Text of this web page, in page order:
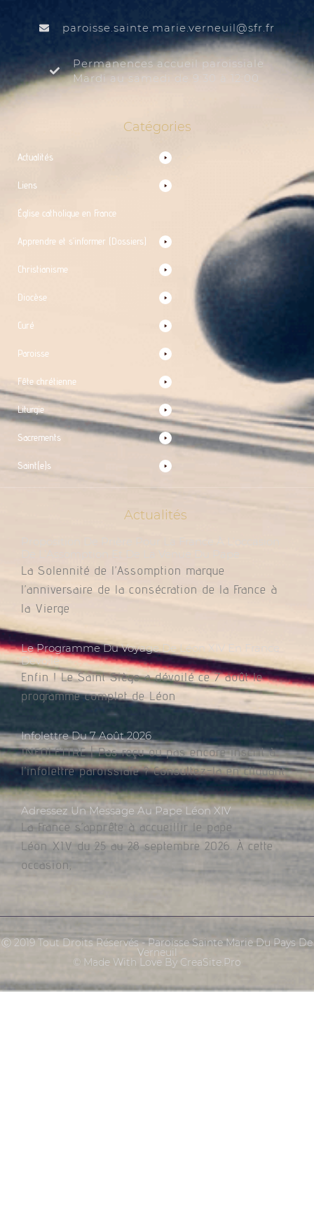
rf.rfs
@liuenrev.eiram.etnias.essiorap
Permanences accueil paroissiale
Mardi au samedi de 9:30 à 12:00
Catégories
Actualités
Liens
Église catholique en France
Apprendre et s’informer (Dossiers)
Christianisme
Diocèse
Curé
Paroisse
Fête chrétienne
Liturgie
Sacrements
Saint(e)s
Actualités
La Solennité de l’Assomption marque
l’anniversaire de la consécration de la France à
la Vierge
Le Programme Du Voyage De Léon XIV En France
Dévoilé
Enfin ! Le Saint Siège a dévoilé ce 7 août le
programme complet de Léon
Infolettre Du 7 Août 2026
INFOLETTRE | Pas reçu ou pas encore inscrit à
l’infolettre paroissiale ? Consultez-la en cliquant
Adressez Un Message Au Pape Léon XIV
La France s’apprête à accueillir le pape
Léon XIV du 25 au 28 septembre 2026. À cette
occasion,
Ⓒ 2019 Tout Droits Réservés - Paroisse Sainte Marie Du Pays De
Verneuil
© Made With Love By CreaSite.Pro